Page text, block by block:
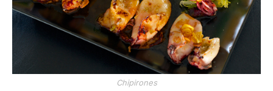
Chipirones